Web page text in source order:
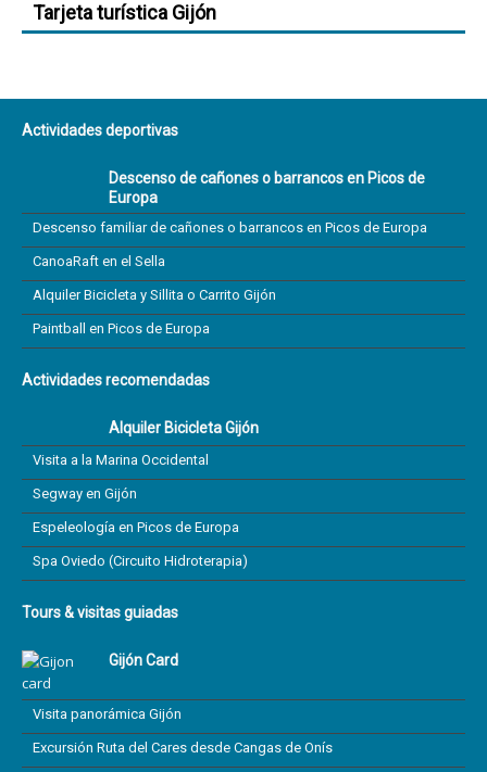
Tarjeta turística Gijón
Actividades deportivas
Descenso de cañones o barrancos en Picos de
Europa
Descenso familiar de cañones o barrancos en Picos de Europa
CanoaRaft en el Sella
Alquiler Bicicleta y Sillita o Carrito Gijón
Paintball en Picos de Europa
Actividades recomendadas
Alquiler Bicicleta Gijón
Visita a la Marina Occidental
Segway en Gijón
Espeleología en Picos de Europa
Spa Oviedo (Circuito Hidroterapia)
Tours & visitas guiadas
Gijón Card
Visita panorámica Gijón
Excursión Ruta del Cares desde Cangas de Onís